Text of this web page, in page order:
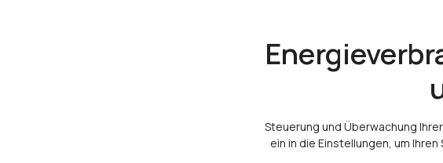
Steuerung und Überwachung
ein in die Einstellungen, um